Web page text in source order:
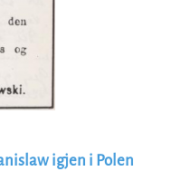
igjen i Polen